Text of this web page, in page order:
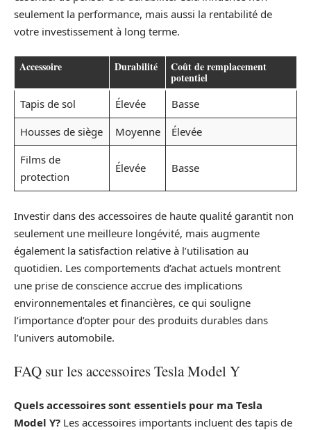
seulement la performance, mais aussi la rentabilité de
votre investissement à long terme.
Accessoire Durabilité Coût de remplacement
potentiel
Tapis de sol Élevée
Basse
Housses de siège
Moyenne
Élevée
Films de
protection
Élevée Basse
Investir dans des accessoires de haute qualité garantit non
seulement une meilleure longévité, mais augmente
également la satisfaction relative à l’utilisation au
quotidien. Les comportements d’achat actuels montrent
une prise de conscience accrue des implications
environnementales et financières, ce qui souligne
l’importance d’opter pour des produits durables dans
l’univers automobile.
FAQ sur les accessoires Tesla Model Y
Quels accessoires sont essentiels pour ma Tesla
Model Y? Les accessoires importants incluent des tapis de